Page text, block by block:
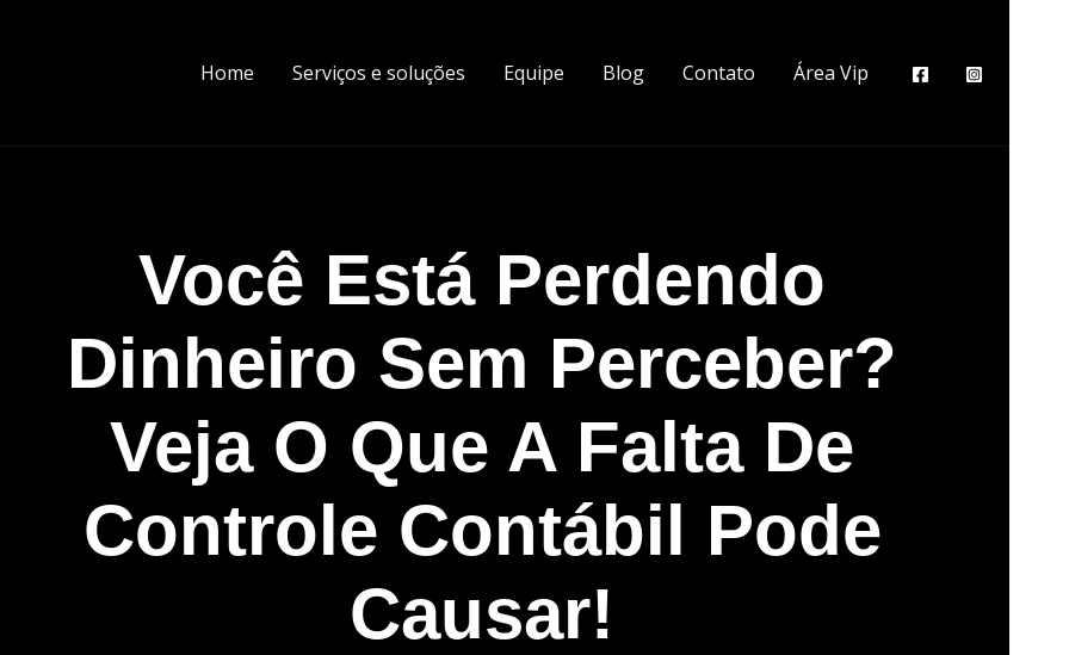
Home Serviços e soluções Equipe Blog Contato Área Vip
Você Está Perdendo
Dinheiro Sem Perceber?
Veja O Que A Falta De
Controle Contábil Pode
Causar!